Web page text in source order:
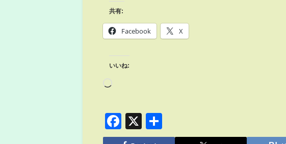
共有:
Facebook X
いいね:
Facebook
X
有